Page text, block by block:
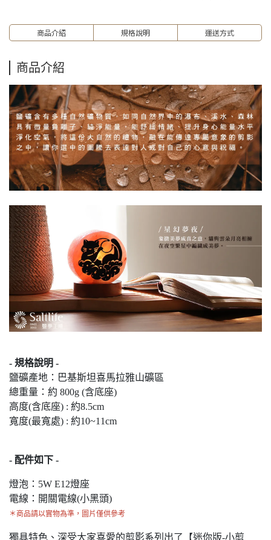
商品介紹 規格說明 運送方式
商品介紹
- 規格說明 -
鹽礦產地：巴基斯坦喜馬拉雅山礦區
總重量：約 800g (含底座)
高度(含底座) : 約8.5cm
寬度(最寬處) : 約10~11cm
- 配件如下 -
燈泡：5W E12燈座
電線：開關電線(小黑頭)
＊商品請以實物為準，圖片僅供參考
獨具特色、深受大家喜愛的剪影系列出了【迷你版-小剪